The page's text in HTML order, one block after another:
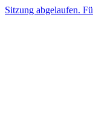
Sitzung abgelaufen.